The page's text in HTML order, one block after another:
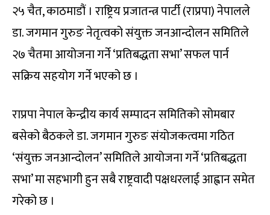
२५ चैत, काठमाडौं । राष्ट्रिय प्रजातन्त्र पार्टी (राप्रपा) नेपालले
डा. जगमान गुरुङ नेतृत्वको संयुक्त जनआन्दोलन समितिले
२७ चैतमा आयोजना गर्ने ‘प्रतिबद्धता सभा’ सफल पार्न
सक्रिय सहयोग गर्ने भएको छ ।
राप्रपा नेपाल केन्द्रीय कार्य सम्पादन समितिको सोमबार
बसेको बैठकले डा. जगमान गुरुङ संयोजकत्वमा गठित
‘संयुक्त जनआन्दोलन’ समितिले आयोजना गर्ने ‘प्रतिबद्धता
सभा’ मा सहभागी हुन सबै राष्ट्रवादी पक्षधरलाई आह्वान समेत
गरेको छ ।